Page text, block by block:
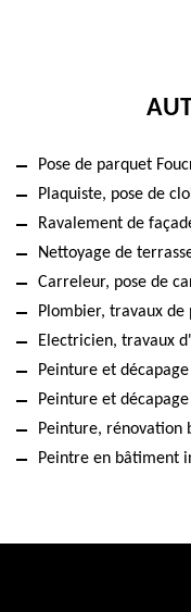
Pose de parquet
Plaquiste, pose de
Ravalement de
Nettoyage de
Carreleur, pose de
Plombier, travaux
Electricien, travaux
Peinture et
Peinture et
Peinture, rénovation
Peintre en bâtiment